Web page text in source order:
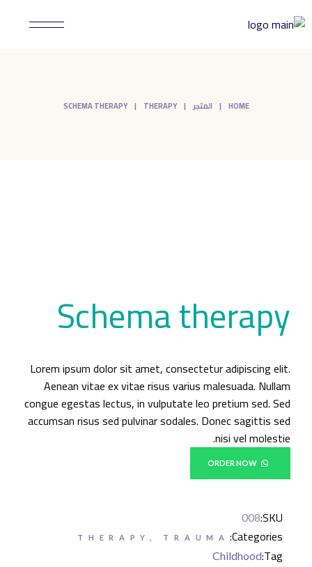
to
the
HOME المتجر THERAPY
SCHEMA THERAPY
Schema therapy
Lorem ipsum dolor sit amet, consectetur adipiscing elit.
Aenean vitae ex vitae risus varius malesuada. Nullam
congue egestas lectus, in vulputate leo pretium sed. Sed
accumsan risus sed pulvinar sodales. Donec sagittis sed
nisi vel molestie.
ORDER NOW
SKU:
008
Categories:
THERAPY TRAUMA
Tag:
Childhood